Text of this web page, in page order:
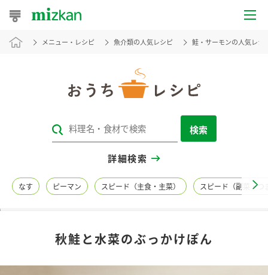
おうちレシピ
レシピカテゴリ一覧
レシピ名特集
商品情報
メニュー・レシピ 魚介類の人気レシピ 鮭・サーモンの人気レシ
検索
詳細検索
なす ピーマン スピード（主食・主菜） スピード（副菜・つ
秋鮭と水菜のぶっかけぽん